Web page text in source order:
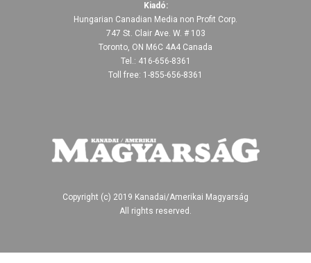
Kiadó:
Hungarian Canadian Media non Profit Corp.
747 St. Clair Ave. W. # 103
Toronto, ON M6C 4A4 Canada
Tel.: 416-656-8361
Toll free: 1-855-656-8361
Copyright (c) 2019 Kanadai/Amerikai Magyarság
All rights reserved.